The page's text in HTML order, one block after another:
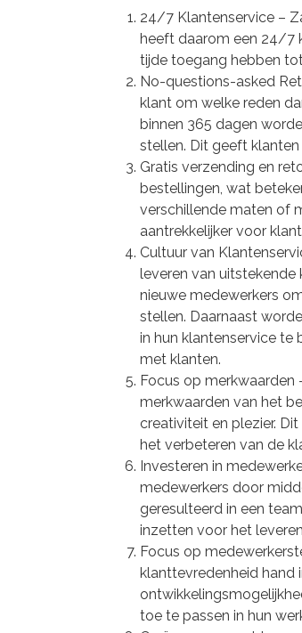
24/7 Klantenservice –
heeft daarom een 24/7
tijde toegang hebben
No-questions-asked
klant om welke reden
binnen 365 dagen
stellen. Dit geeft
Gratis verzending en
bestellingen, wat
verschillende maten of
aantrekkelijker voor
Cultuur van
leveren van uitstekende
nieuwe medewerkers
stellen. Daarnaast
in hun klantenservice te
met klanten.
Focus op
merkwaarden van het
creativiteit en plezier.
het verbeteren van de
Investeren in
medewerkers door
geresulteerd in een
inzetten voor het
Focus op
klanttevredenheid hand
toe te passen in hun